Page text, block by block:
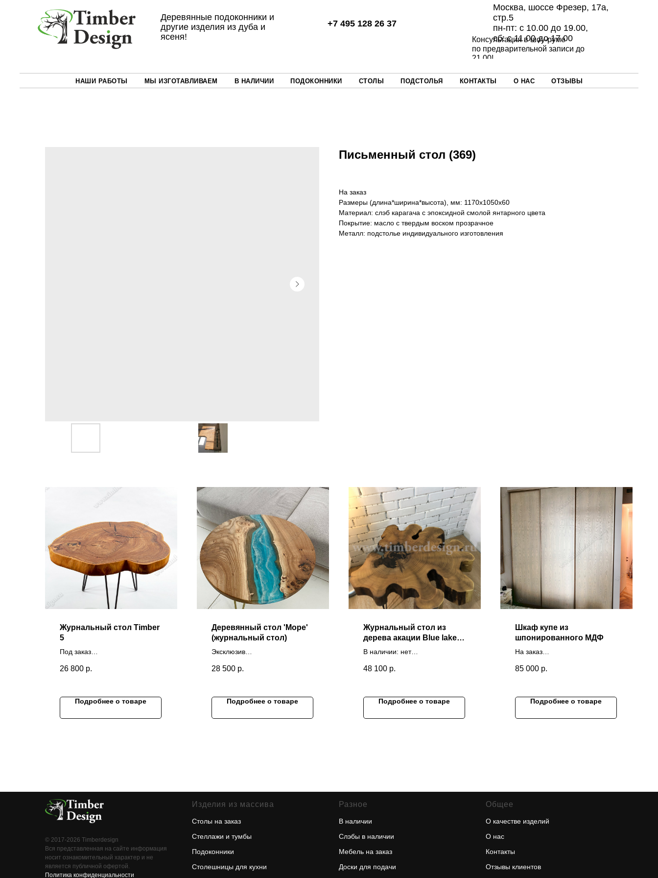
+7 495 128 26 37
Консультация в шоу-руме
по предварительной записи до
21.00!
Москва, шоссе Фрезер, 17а,
стр.5
пн-пт: с 10.00 до 19.00,
сб: с 11.00 до 17.00
Деревянные подоконники и
другие изделия из дуба и
ясеня!
НАШИ РАБОТЫ МЫ ИЗГОТАВЛИВАЕМ В НАЛИЧИИ ПОДОКОННИКИ СТОЛЫ ПОДСТОЛЬЯ КОНТАКТЫ О НАС ОТЗЫВЫ
Письменный стол (369)
На заказ
Размеры (длина*ширина*высота), мм: 1170х1050х60
Материал: слэб карагача с эпоксидной смолой янтарного цвета
Покрытие: масло с твердым воском прозрачное
Металл: подстолье индивидуального изготовления
Журнальный стол Timber
5
Под заказ
(длина*ширина*высота), мм:
26 800 р.
Подробнее о товаре
Деревянный стол 'Море'
(журнальный стол)
Эксклюзив
(длина*ширина*высота), мм:
28 500 р.
Подробнее о товаре
Журнальный стол из
дерева акации Blue lake
cove TD
В наличии: нет
(длина*ширина*высота), мм:
48 100 р.
Подробнее о товаре
Шкаф купе из
шпонированного МДФ
На заказ
(ширина*высота*глубина), мм:
85 000 р.
Подробнее о товаре
© 2017-2026 Timberdesign
Вся представленная на сайте информация
носит ознакомительный характер и не
является публичной офертой.
Политика конфиденциальности
Изделия из массива
Столы на заказ
Стеллажи и тумбы
Подоконники
Столешницы для кухни
Разное
В наличии
Слэбы в наличии
Мебель на заказ
Доски для подачи
Общее
О качестве изделий
О нас
Контакты
Отзывы клиентов